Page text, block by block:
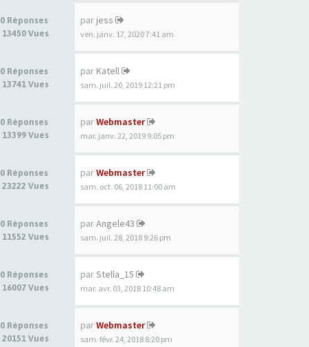
0 Réponses
13450 Vues
par jess
ven. janv. 17, 2020 7:41 am
0 Réponses
13741 Vues
par Katell
sam. juil. 20, 2019 12:21 pm
0 Réponses
13399 Vues
parWebmaster
mar. janv. 22, 2019 9:05 pm
0 Réponses
23222 Vues
parWebmaster
sam. oct. 06, 2018 11:00 am
0 Réponses
11552 Vues
parAngele43
sam. juil. 28, 2018 9:26 pm
0 Réponses
16007 Vues
parStella_15
mar. avr. 03, 2018 10:48 am
0 Réponses
20151 Vues
parWebmaster
sam. févr. 24, 2018 8:20 pm